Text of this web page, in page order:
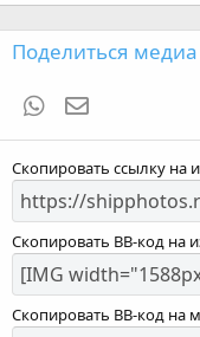
Поделиться медиа
WhatsApp
Скопировать ссылку на
Скопировать BB-код на
Скопировать BB-код на